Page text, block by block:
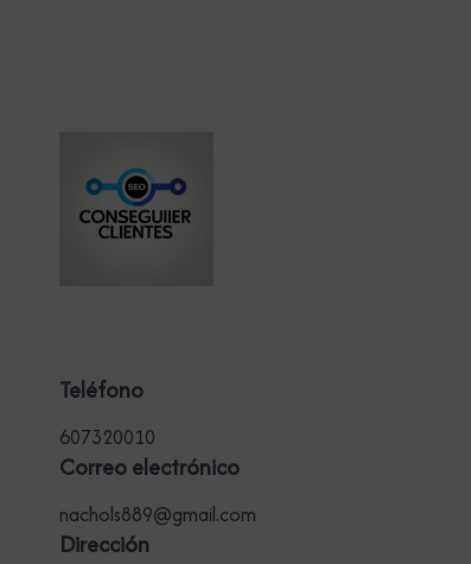
Teléfono
607320010
Correo electrónico
nachols889@gmail.com
Dirección